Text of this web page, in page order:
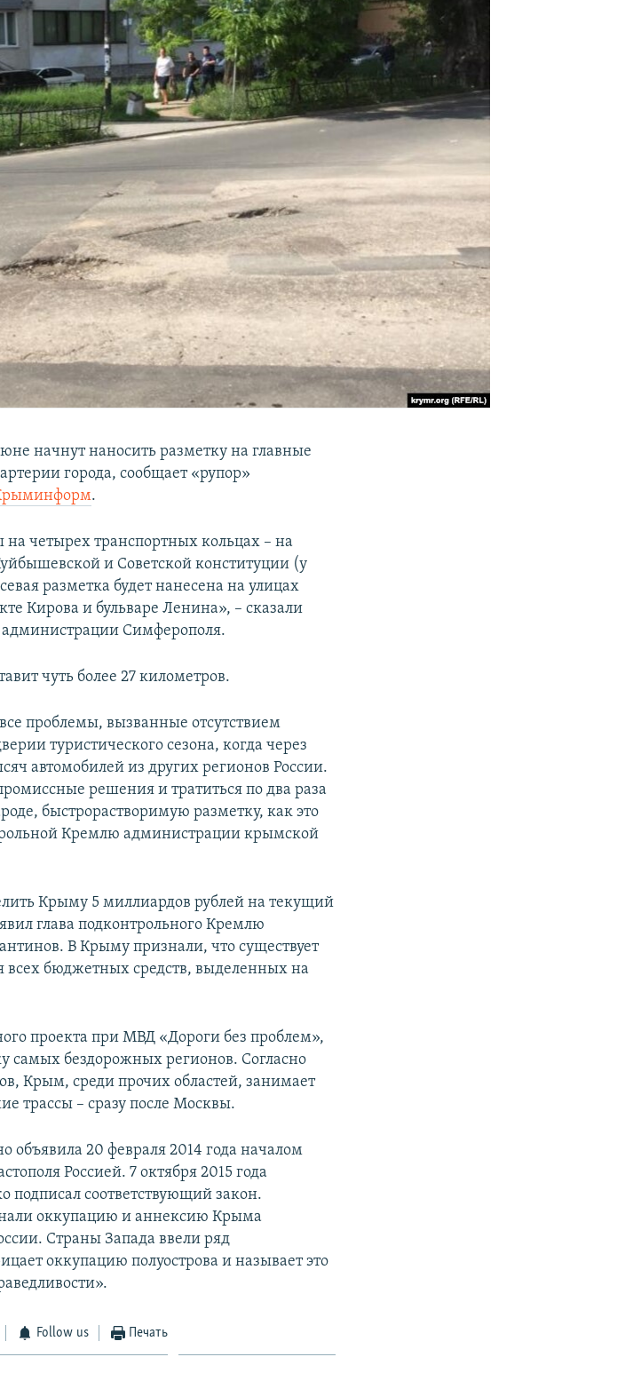
начнут наносить разметку на главные
города, сообщает «рупор»
.
на четырех транспортных кольцах – на
и Советской конституции (у
разметка будет нанесена на улицах
Кирова и бульваре Ленина», – сказали
Симферополя.
чуть более 27 километров.
проблемы, вызванные отсутствием
туристического сезона, когда через
автомобилей из других регионов России.
решения и тратиться по два раза
быстрорастворимую разметку, как это
Кремлю администрации крымской
Крыму 5 миллиардов рублей на текущий
глава подконтрольного Кремлю
В Крыму признали, что существует
всех бюджетных средств, выделенных на
проекта при МВД «Дороги без проблем»,
самых бездорожных регионов. Согласно
Крым, среди прочих областей, занимает
трассы – сразу после Москвы.
объявила 20 февраля 2014 года началом
Россией. 7 октября 2015 года
соответствующий закон.
оккупацию и аннексию Крыма
Страны Запада ввели ряд
оккупацию полуострова и называет это
Follow us Печать